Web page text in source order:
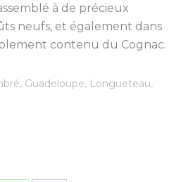
à de précieux
neufs, et également dans
contenu du Cognac.
, Guadeloupe, Longueteau,